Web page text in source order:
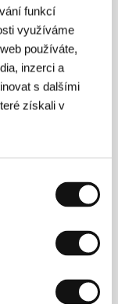
funkcí
využíváme
používáte,
inzerci a
s dalšími
získali v
do
poté, co
lásky. Ve
Kashyap
Ronnie
/ Hrají